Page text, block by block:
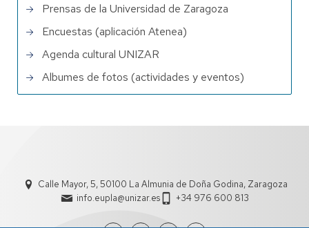
Prensas de la Universidad de Zaragoza
Encuestas (aplicación Atenea)
Agenda cultural UNIZAR
Albumes de fotos (actividades y eventos)
Calle Mayor, 5, 50100 La Almunia de Doña Godina, Zaragoza
info.eupla@unizar.es
+34 976 600 813